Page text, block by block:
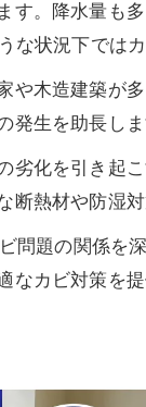
。降水量も
状況下では
や木造建築が
発生を助長しま
劣化を引き起
熱材や防湿
問題の関係を
カビ対策を提